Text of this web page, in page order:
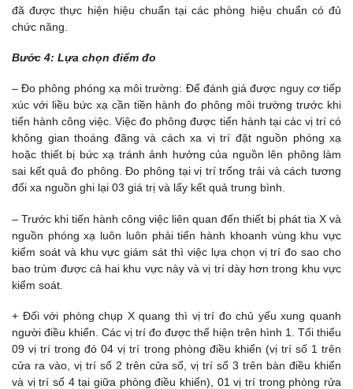
đã được thực hiện hiệu chuẩn tại các phòng hiệu chuẩn có đủ
chức năng.
Bước 4: Lựa chọn điểm đo
–Đo phông phóng xạ môi trường: Để đánh giá được nguy cơ tiếp
xúc với liều bức xạ cần tiền hành đo phông môi trường trước khi
tiến hành công việc. Việc đo phông được tiến hành tại các vị trí có
không gian thoáng đãng và cách xa vị trí đặt nguồn phóng xạ
hoặc thiết bị bức xạ tránh ảnh hưởng của nguồn lên phông làm
sai kết quả đo phông. Đo phông tại vị trí trống trải và cách tương
đối xa nguồn ghi lại 03 giá trị và lấy kết quả trung bình.
– Trước khi tiến hành công việc liên quan đến thiết bị phát tia X và
nguồn phóng xạ luôn luôn phải tiến hành khoanh vùng khu vực
kiểm soát và khu vực giám sát thì việc lựa chọn vị trí đo sao cho
bao trùm được cả hai khu vực này và vị trí dày hơn trong khu vực
kiểm soát.
+ Đối với phòng chụp X quang thì vị trí đo chủ yếu xung quanh
người điều khiển. Các vị trí đo được thể hiện trên hình 1. Tối thiểu
09 vị trí trong đó 04 vị trí trong phòng điều khiển (vị trí số 1 trên
cửa ra vào, vị trí số 2 trên cửa sổ, vị trí số 3 trên bàn điều khiển
và vị trí số 4 tại giữa phòng điều khiển), 01 vị trí trong phòng rửa